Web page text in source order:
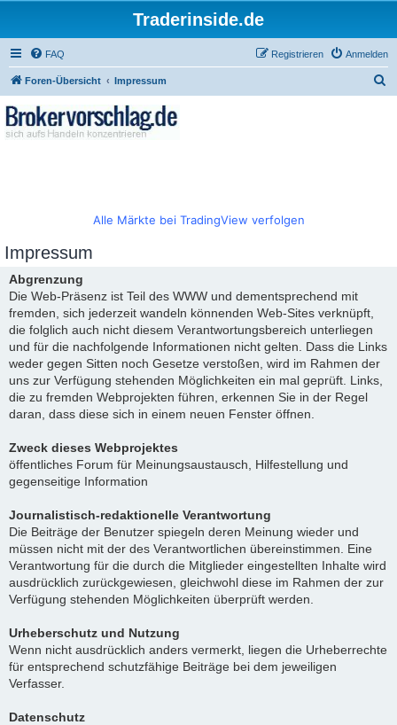
Traderinside.de
FAQ Anmelden
Registrieren
Foren-Übersicht Impressum
Alle Märkte bei TradingView verfolgen
Impressum
Abgrenzung
Die Web-Präsenz ist Teil des WWW und dementsprechend mit
fremden, sich jederzeit wandeln könnenden Web-Sites verknüpft,
die folglich auch nicht diesem Verantwortungsbereich unterliegen
und für die nachfolgende Informationen nicht gelten. Dass die Links
weder gegen Sitten noch Gesetze verstoßen, wird im Rahmen der
uns zur Verfügung stehenden Möglichkeiten ein mal geprüft. Links,
die zu fremden Webprojekten führen, erkennen Sie in der Regel
daran, dass diese sich in einem neuen Fenster öffnen.
Zweck dieses Webprojektes
öffentliches Forum für Meinungsaustausch, Hilfestellung und
gegenseitige Information
Journalistisch-redaktionelle Verantwortung
Die Beiträge der Benutzer spiegeln deren Meinung wieder und
müssen nicht mit der des Verantwortlichen übereinstimmen. Eine
Verantwortung für die durch die Mitglieder eingestellten Inhalte wird
ausdrücklich zurückgewiesen, gleichwohl diese im Rahmen der zur
Verfügung stehenden Möglichkeiten überprüft werden.
Urheberschutz und Nutzung
Wenn nicht ausdrücklich anders vermerkt, liegen die Urheberrechte
für entsprechend schutzfähige Beiträge bei dem jeweiligen
Verfasser.
Datenschutz